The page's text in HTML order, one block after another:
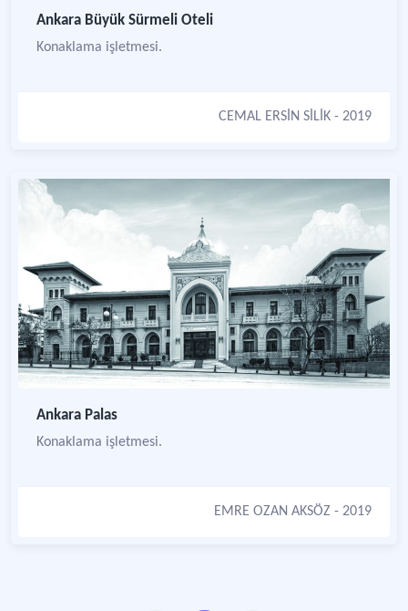
Ankara Büyük Sürmeli Oteli
Konaklama işletmesi.
CEMAL ERSİN SİLİK - 2019
Ankara Palas
Konaklama işletmesi.
EMRE OZAN AKSÖZ - 2019